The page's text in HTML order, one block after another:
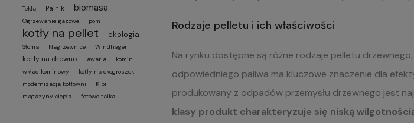
Tekla Palnik biomasa
Ogrzewanie gazowe pom
kotły na pellet ekologia
Słoma Nagrzewnice Windhager
kotły na drewno awaria
komin
wkład kominowy
kotły na ekogroszek
modernizacja kotłowni
Kipi
magazyny ciepła
fotowoltaika
Rodzaje pelletu i ich właściwości
Na rynku dostępne są różne rodzaje pelletu
odpowiedniego paliwa ma kluczowe znaczenie dla
produkowany z odpadów przemysłu drzewnego jest
klasy produkt charakteryzuje się niską